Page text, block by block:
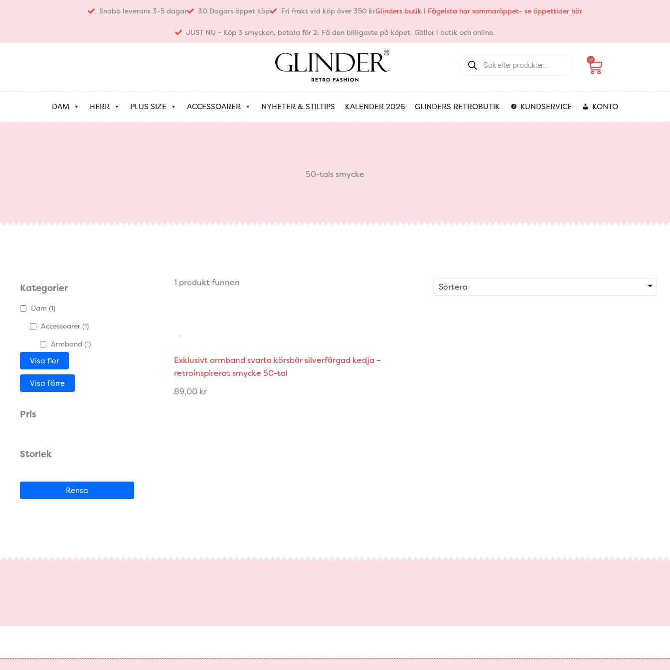
Snabb leverans 3-5 dagar 30 Dagars öppet köp Fri frakt vid köp över 350 krGlinders butik i Fågelsta har sommaröppet- se öppettider här
JUST NU - Köp 3 smycken, betala för 2. Få den billigaste på köpet. Gäller i butik och online.
search
0
Varukorg
DAM HERR PLUS SIZE ACCESSOARER NYHETER & STILTIPS KALENDER 2026 GLINDERS RETROBUTIK KUNDSERVICE KONTO
50-tals smycke
Kategorier
Dam (1)
Accessoarer (1)
Armband (1)
Visa fler
Visa färre
Pris
Storlek
Rensa
1 produkt funnen
Exklusivt armband svarta körsbär silverfärgad kedja –
retroinspirerat smycke 50-tal
89,00 kr